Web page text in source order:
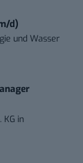
d)
und Wasser
KG in